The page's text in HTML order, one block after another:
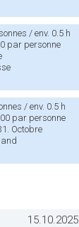
/ env. 0.5 h
par personne
/ env. 0.5 h
par personne
Octobre
15.10.2025